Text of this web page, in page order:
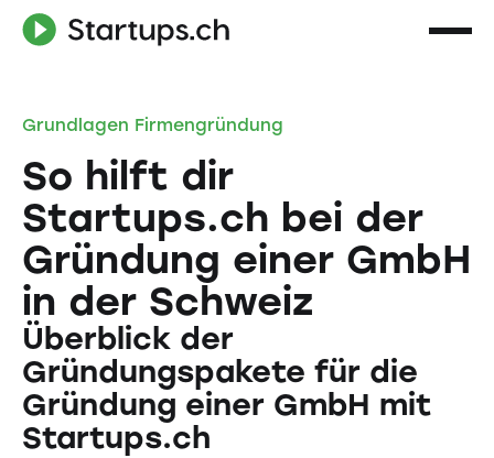
Grundlagen Firmengründung
So hilft dir
Startups.ch bei der
Gründung einer GmbH
in der Schweiz
Überblick der
Gründungspakete für die
Gründung einer GmbH mit
Startups.ch